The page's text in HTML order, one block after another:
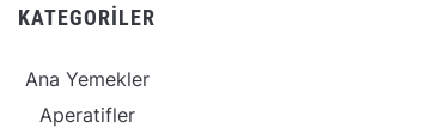
KATEGORILER
Ana Yemekler
Aperatifler